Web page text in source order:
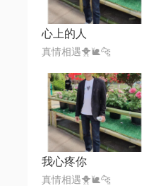
心上的人
真情相遇🐥🐌🐆
我心疼你
真情相遇🐥🐌🐆